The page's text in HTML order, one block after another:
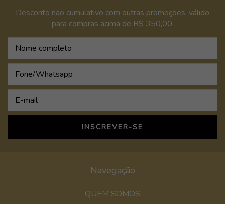
Desconto não cumulativo com outras promoções, válido
para compras acima de R$ 350,00.
Navegação
QUEM SOMOS